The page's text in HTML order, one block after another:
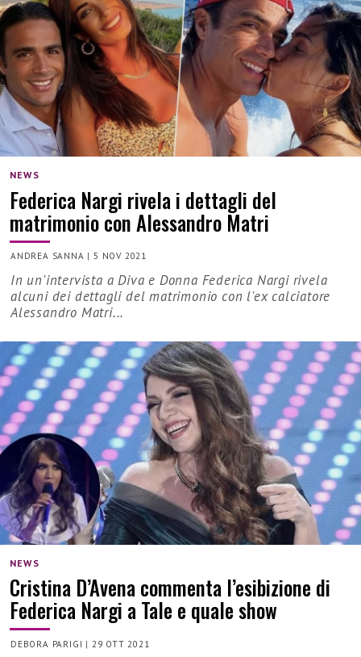
NEWS
Federica Nargi rivela i dettagli del
matrimonio con Alessandro Matri
ANDREA SANNA |5 NOV 2021
In un'intervista a Diva e Donna Federica Nargi rivela
alcuni dei dettagli del matrimonio con l'ex calciatore
Alessandro Matri...
NEWS
Cristina D’Avena commenta l’esibizione di
Federica Nargi a Tale e quale show
DEBORA PARIGI | 29 OTT 2021